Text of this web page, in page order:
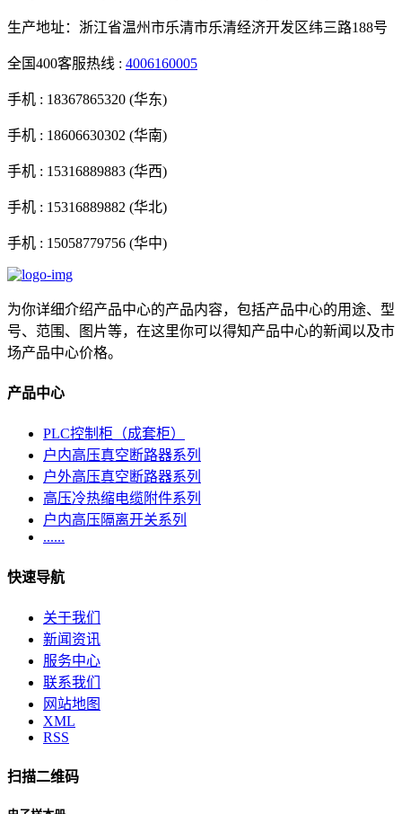
生产地址：浙江省温州市乐清市乐清经济开发区纬三路188号
全国400客服热线 : 4006160005
手机 : 18367865320 (华东)
手机 : 18606630302 (华南)
手机 : 15316889883 (华西)
手机 : 15316889882 (华北)
手机 : 15058779756 (华中)
为你详细介绍产品中心的产品内容，包括产品中心的用途、型
号、范围、图片等，在这里你可以得知产品中心的新闻以及市
场产品中心价格。
产品中心
PLC控制柜（成套柜）
户内高压真空断路器系列
户外高压真空断路器系列
高压冷热缩电缆附件系列
户内高压隔离开关系列
......
快速导航
关于我们
新闻资讯
服务中心
联系我们
网站地图
XML
RSS
扫描二维码